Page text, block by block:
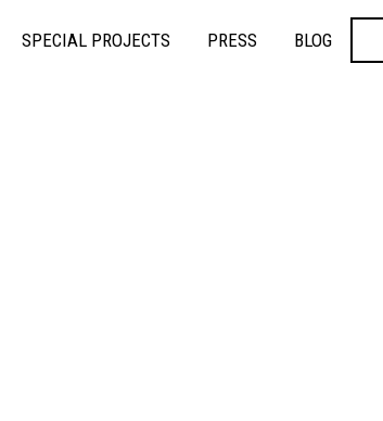
SPECIAL PROJECTS PRESS BLOG